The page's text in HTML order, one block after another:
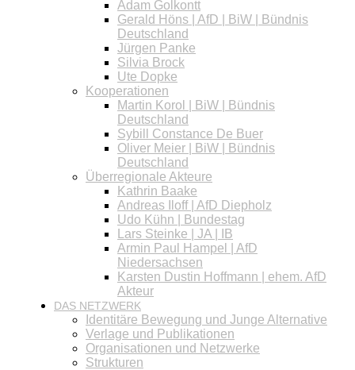
Adam Golkontt
Gerald Höns | AfD | BiW | Bündnis
Deutschland
Jürgen Panke
Silvia Brock
Ute Dopke
Kooperationen
Martin Korol | BiW | Bündnis
Deutschland
Sybill Constance De Buer
Oliver Meier | BiW | Bündnis
Deutschland
Überregionale Akteure
Kathrin Baake
Andreas Iloff | AfD Diepholz
Udo Kühn | Bundestag
Lars Steinke | JA | IB
Armin Paul Hampel | AfD
Niedersachsen
Karsten Dustin Hoffmann | ehem. AfD
Akteur
DAS NETZWERK
Identitäre Bewegung und Junge Alternative
Verlage und Publikationen
Organisationen und Netzwerke
Strukturen